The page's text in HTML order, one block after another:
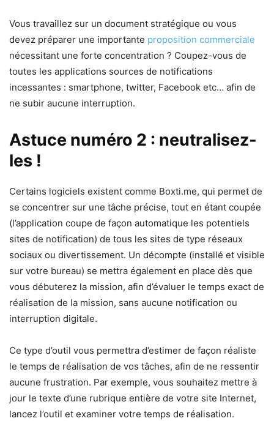
Vous travaillez sur un document stratégique ou vous
devez préparer une importante proposition commerciale
nécessitant une forte concentration ? Coupez-vous de
toutes les applications sources de notifications
incessantes : smartphone, twitter, Facebook etc… afin de
ne subir aucune interruption.
Astuce numéro 2 : neutralisez-
les !
Certains logiciels existent comme Boxti.me, qui permet de
se concentrer sur une tâche précise, tout en étant coupée
(l’application coupe de façon automatique les potentiels
sites de notification) de tous les sites de type réseaux
sociaux ou divertissement. Un décompte (installé et visible
sur votre bureau) se mettra également en place dès que
vous débuterez la mission, afin d’évaluer le temps exact de
réalisation de la mission, sans aucune notification ou
interruption digitale.
Ce type d’outil vous permettra d’estimer de façon réaliste
le temps de réalisation de vos tâches, afin de ne ressentir
aucune frustration. Par exemple, vous souhaitez mettre à
jour le texte d’une rubrique entière de votre site Internet,
lancez l’outil et examiner votre temps de réalisation.